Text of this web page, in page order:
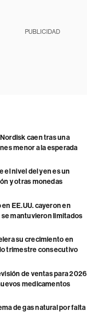
PUBLICIDAD
caen tras una
menor a la esperada
el nivel del yen es un
y otras monedas
EE.UU. cayeron en
mantuvieron limitados
su crecimiento en
trimestre consecutivo
de ventas para 2026
medicamentos
de gas natural por falta